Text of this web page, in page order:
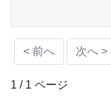
< 前へ 次へ >
1 / 1 ページ